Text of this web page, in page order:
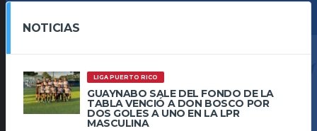
NOTICIAS
LIGA PUERTO RICO
GUAYNABO SALE DEL FONDO DE LA
TABLA VENCIÓ A DON BOSCO POR
DOS GOLES A UNO EN LA LPR
MASCULINA